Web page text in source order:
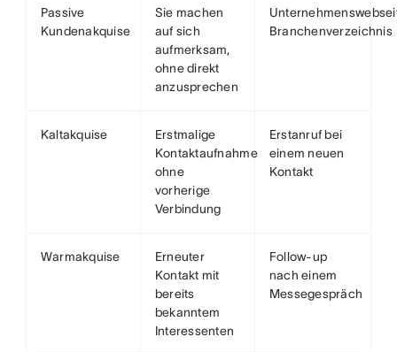
Passive
Kundenakquise
Sie machen
auf sich
aufmerksam,
ohne direkt
anzusprechen
Branchenverzeichnis
Kaltakquise
Erstmalige
Kontaktaufnahme
ohne
vorherige
Verbindung
Erstanruf bei
einem neuen
Kontakt
Warmakquise
Erneuter
Kontakt mit
bereits
bekanntem
Interessenten
Follow-up
nach einem
Messegespräch